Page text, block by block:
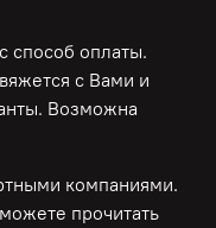
оплаты.
с Вами и
Возможна
компаниями.
прочитать